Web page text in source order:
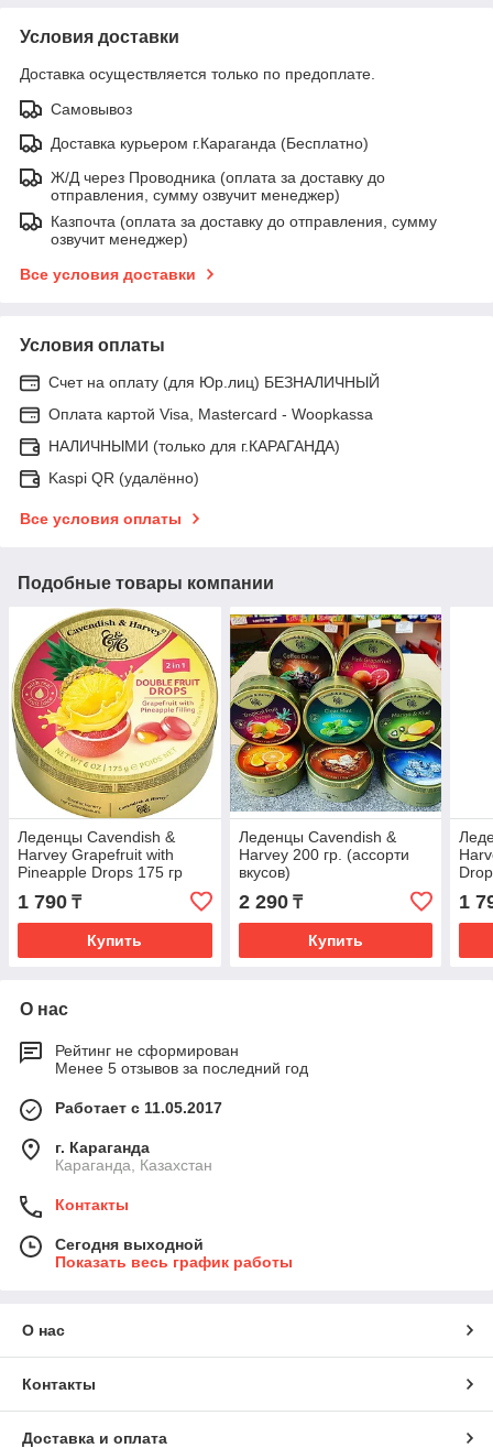
Условия доставки
Доставка осуществляется только по предоплате.
Самовывоз
Доставка курьером г.Караганда (Бесплатно)
Ж/Д через Проводника (оплата за доставку до
отправления, сумму озвучит менеджер)
Казпочта (оплата за доставку до отправления, сумму
озвучит менеджер)
Все условия доставки
Условия оплаты
Счет на оплату (для Юр.лиц) БЕЗНАЛИЧНЫЙ
Оплата картой Visa, Mastercard - Woopkassa
НАЛИЧНЫМИ (только для г.КАРАГАНДА)
Kaspi QR (удалённо)
Все условия оплаты
Подобные товары компании
Леденцы Cavendish &
Harvey Grapefruit with
Pineapple Drops 175 гр
1 790 ₸
Купить
Леденцы Cavendish &
Harvey 200 гр. (ассорти
вкусов)
2 290₸
Купить
1
О нас
Рейтинг не сформирован
Менее 5 отзывов за последний год
Работает с 11.05.2017
г. Караганда
Караганда, Казахстан
Контакты
Сегодня выходной
Показать весь график работы
О нас
Контакты
Доставка и оплата